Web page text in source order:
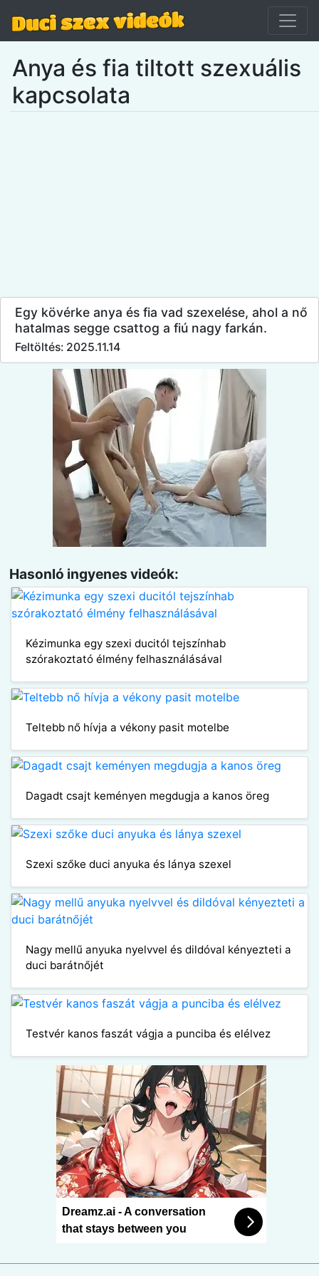
Anya és fia tiltott szexuális
kapcsolata
Egy kövérke anya és fia vad szexelése, ahol a nő
hatalmas segge csattog a fiú nagy farkán.
Feltöltés: 2025.11.14
Hasonló ingyenes videók:
Kézimunka egy szexi ducitól tejszínhab
szórakoztató élmény felhasználásával
Teltebb nő hívja a vékony pasit motelbe
Dagadt csajt keményen megdugja a kanos öreg
Szexi szőke duci anyuka és lánya szexel
Nagy mellű anyuka nyelvvel és dildóval kényezteti a
duci barátnőjét
Testvér kanos faszát vágja a punciba és elélvez
Dreamz.ai - A conversation
that stays between you